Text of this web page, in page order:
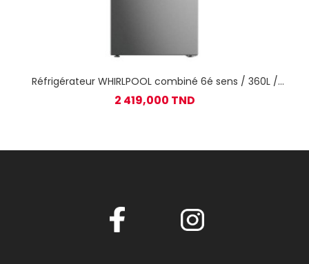
Réfrigérateur WHIRLPOOL combiné 6é sens / 360L /
Inox
2 419,000 TND